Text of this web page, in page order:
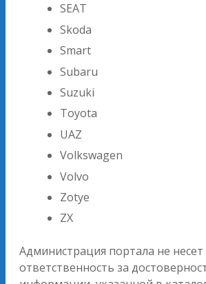
SEAT
Skoda
Smart
Subaru
Suzuki
Toyota
UAZ
Volkswagen
Volvo
Zotye
ZX
Администрация портала не несет
ответственность за